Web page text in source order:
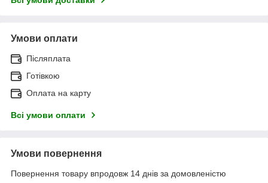
Умови оплати
Післяплата
Готівкою
Оплата на карту
Всі умови оплати
Умови повернення
Повернення товару впродовж 14 днів за домовленістю